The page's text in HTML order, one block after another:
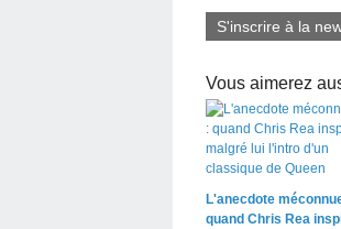
S'inscrire à la
Vous aimerez
L'anecdote
quand Chris Rea